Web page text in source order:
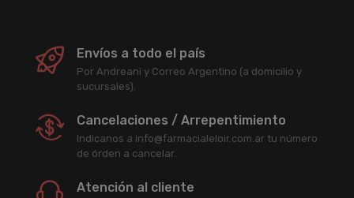
Envíos a todo el país
Por Andreani y Correo Argentino (a domicilio y
sucursales).
Cancelaciones / Arrepentimiento
Indicanos a info@farmacialeloir.com.ar tu número
de órden a cancelar.
Atención al cliente